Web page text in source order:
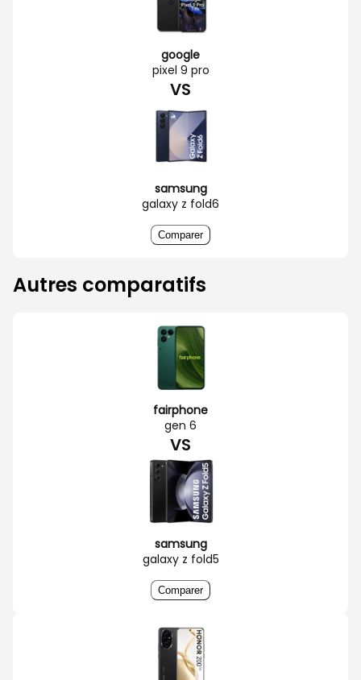
google
pixel 9 pro
VS
samsung
galaxy z fold6
Comparer
Autres comparatifs
fairphone
gen 6
VS
samsung
galaxy z fold5
Comparer